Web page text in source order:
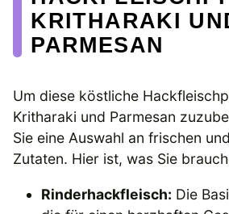
KRITHARAKI
PARMESAN
Um diese köstliche
Kritharaki und Parmesan
Sie eine Auswahl an frischen
Zutaten. Hier ist, was Sie
Rinderhackfleisch: Die